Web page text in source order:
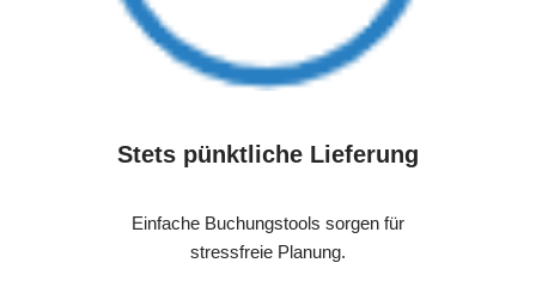
Stets pünktliche Lieferung
Einfache Buchungstools sorgen für
stressfreie Planung.